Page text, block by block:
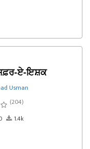
ਏ-ਇਸ਼ਕ
Usman
(204)
1.4k